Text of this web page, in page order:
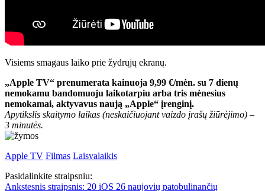
Visiems smagaus laiko prie žydrųjų ekranų.
„Apple TV“ prenumerata kainuoja 9,99 €/mėn. su 7 dienų
nemokamu bandomuoju laikotarpiu arba tris mėnesius
nemokamai, aktyvavus naują „Apple“ įrenginį.
Apytikslis skaitymo laikas (neskaičiuojant vaizdo įrašų žiūrėjimo) –
3 minutės.
Apple TV Filmas Laisvalaikis
Pasidalinkite straipsniu:
Ankstesnis straipsnis: 20 iOS 26 naujovių patobulinančių